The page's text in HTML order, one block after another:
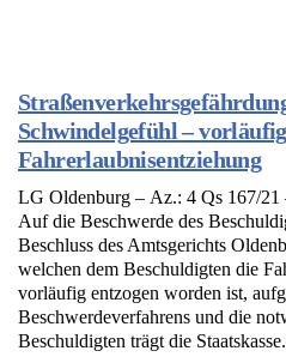
Schwindelgefühl –
Fahrerlaubnisentziehung
LG Oldenburg – Az.: 4 Qs 167/21
Auf die Beschwerde des
Beschluss des Amtsgerichts
welchen dem Beschuldigten die
vorläufig entzogen worden ist,
Beschwerdeverfahrens und die
Beschuldigten trägt die